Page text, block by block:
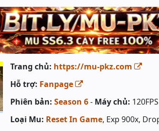
Trang chủ: https://mu-pkz.com
Hỗ trợ: Fanpage
Phiên bản: Season 6- Máy chủ:
Loại Mu: Reset In Game, Exp 900x,